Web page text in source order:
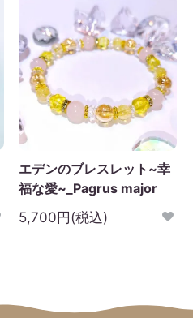
エデンのブレスレット~幸
福な愛~_Pagrus major
5,700円(税込)